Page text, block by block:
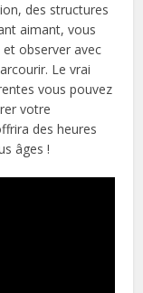
des structures
aimant, vous
observer avec
Le vrai
vous pouvez
votre
des heures
âges !